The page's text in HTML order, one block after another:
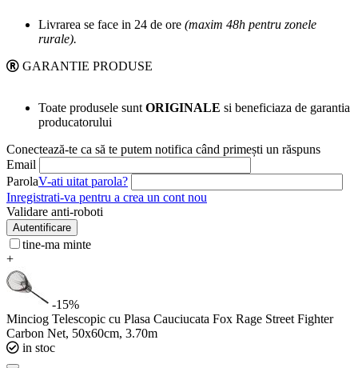
Livrarea se face in 24 de ore (maxim 48h pentru zonele
rurale).
GARANTIE PRODUSE
Toate produsele sunt ORIGINALE si beneficiaza de garantia
producatorului
Conectează-te ca să te putem notifica când primești un răspuns
Email
ParolaV-ati uitat parola?
Inregistrati-va pentru a crea un cont nou
Validare anti-roboti
Autentificare
tine-ma minte
+
-15%
Minciog Telescopic cu Plasa Cauciucata Fox Rage Street Fighter
Carbon Net, 50x60cm, 3.70m
in stoc